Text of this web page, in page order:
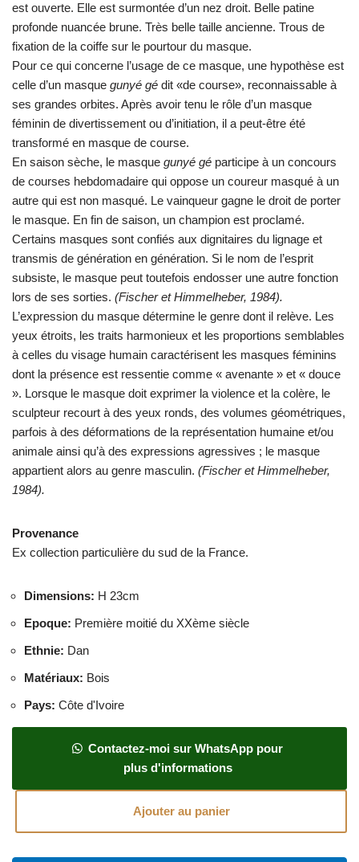
est ouverte. Elle est surmontée d’un nez droit. Belle patine
profonde nuancée brune. Très belle taille ancienne. Trous de
fixation de la coiffe sur le pourtour du masque.
Pour ce qui concerne l’usage de ce masque, une hypothèse est
celle d’un masque gunyé gé dit «de course», reconnaissable à
ses grandes orbites. Après avoir tenu le rôle d’un masque
féminin de divertissement ou d’initiation, il a peut-être été
transformé en masque de course.
En saison sèche, le masque gunyé gé participe à un concours
de courses hebdomadaire qui oppose un coureur masqué à un
autre qui est non masqué. Le vainqueur gagne le droit de porter
le masque. En fin de saison, un champion est proclamé.
Certains masques sont confiés aux dignitaires du lignage et
transmis de génération en génération. Si le nom de l’esprit
subsiste, le masque peut toutefois endosser une autre fonction
lors de ses sorties. (Fischer et Himmelheber, 1984).
L’expression du masque détermine le genre dont il relève. Les
yeux étroits, les traits harmonieux et les proportions semblables
à celles du visage humain caractérisent les masques féminins
dont la présence est ressentie comme « avenante » et « douce
». Lorsque le masque doit exprimer la violence et la colère, le
sculpteur recourt à des yeux ronds, des volumes géométriques,
parfois à des déformations de la représentation humaine et/ou
animale ainsi qu’à des expressions agressives ; le masque
appartient alors au genre masculin. (Fischer et Himmelheber,
1984).
Provenance
Ex collection particulière du sud de la France.
Dimensions: H 23cm
Epoque: Première moitié du XXème siècle
Ethnie: Dan
Matériaux: Bois
Pays: Côte d'Ivoire
Contactez-moi sur WhatsApp pour
plus d'informations
Ajouter au panier